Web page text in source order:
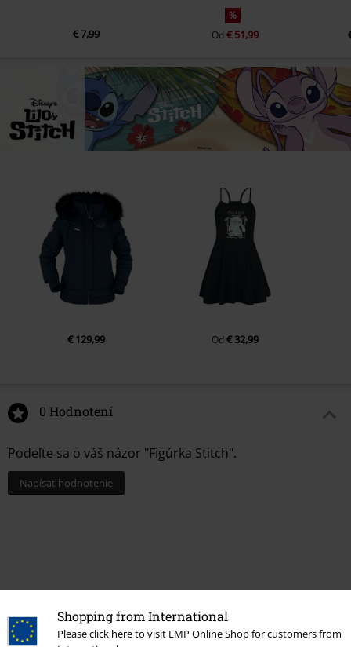
Shopping from International
Please click here to visit EMP Online Shop for customers from
€ 7,99
%
Od € 51,99
€ 129,99 Od€ 32,99
0 Hodnotení
Podeľte sa o váš názor "Figúrka Stitch".
Napísať hodnotenie